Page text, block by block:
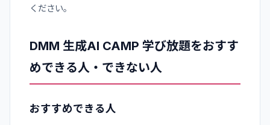
ください。
DMM 生成AI CAMP 学び放題をおすす
めできる人・できない人
おすすめできる人